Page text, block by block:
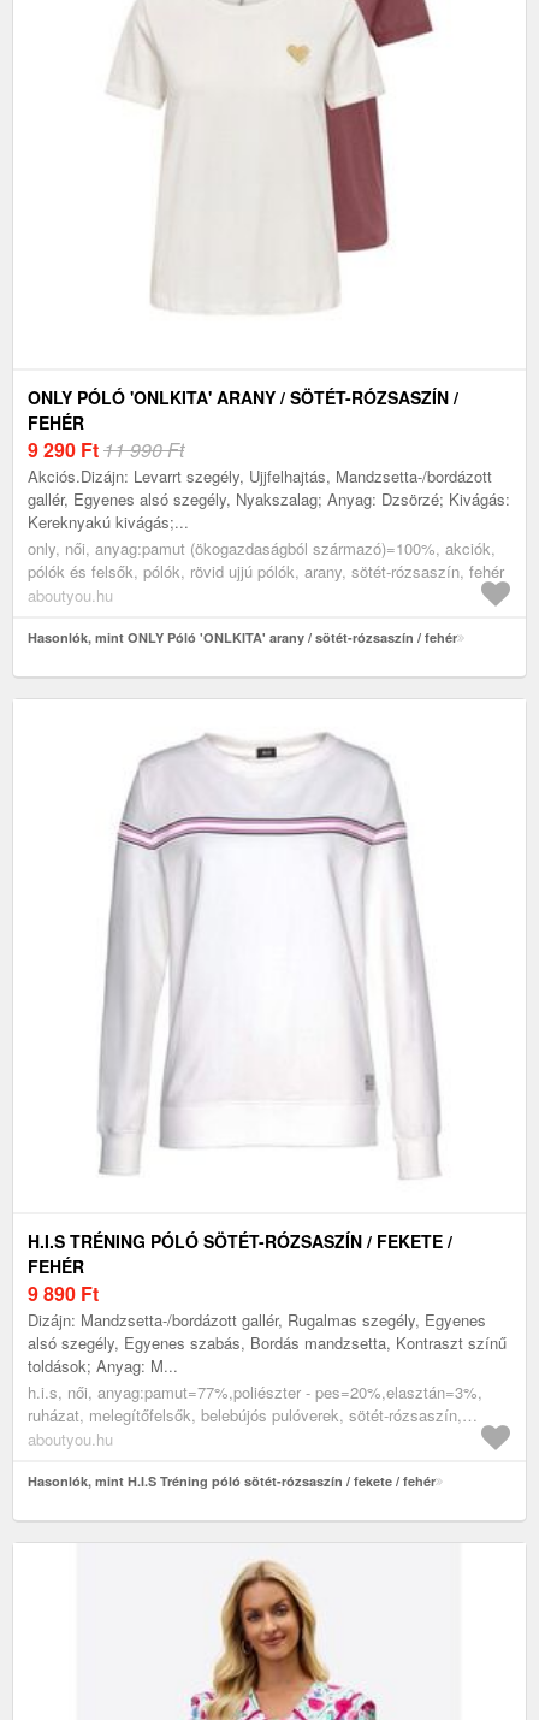
ONLY PÓLÓ 'ONLKITA' ARANY / SÖTÉT-RÓZSASZÍN /
FEHÉR
9 290 Ft11 990 Ft
Akciós.Dizájn: Levarrt szegély, Ujjfelhajtás, Mandzsetta-/bordázott
gallér, Egyenes alsó szegély, Nyakszalag; Anyag: Dzsörzé; Kivágás:
Kereknyakú kivágás;...
only, női, anyag:pamut (ökogazdaságból származó)=100%, akciók,
pólók és felsők, pólók, rövid ujjú pólók, arany, sötét-rózsaszín, fehér
aboutyou.hu
Hasonlók, mint ONLY Póló 'ONLKITA' arany / sötét-rózsaszín / fehér
H.I.S TRÉNING PÓLÓ SÖTÉT-RÓZSASZÍN / FEKETE /
FEHÉR
9 890 Ft
Dizájn: Mandzsetta-/bordázott gallér, Rugalmas szegély, Egyenes
alsó szegély, Egyenes szabás, Bordás mandzsetta, Kontraszt színű
toldások; Anyag: M...
h.i.s, női, anyag:pamut=77%,poliészter - pes=20%,elasztán=3%,
ruházat, melegítőfelsők, belebújós pulóverek, sötét-rózsaszín,
fekete, fehér
aboutyou.hu
Hasonlók, mint H.I.S Tréning póló sötét-rózsaszín / fekete / fehér